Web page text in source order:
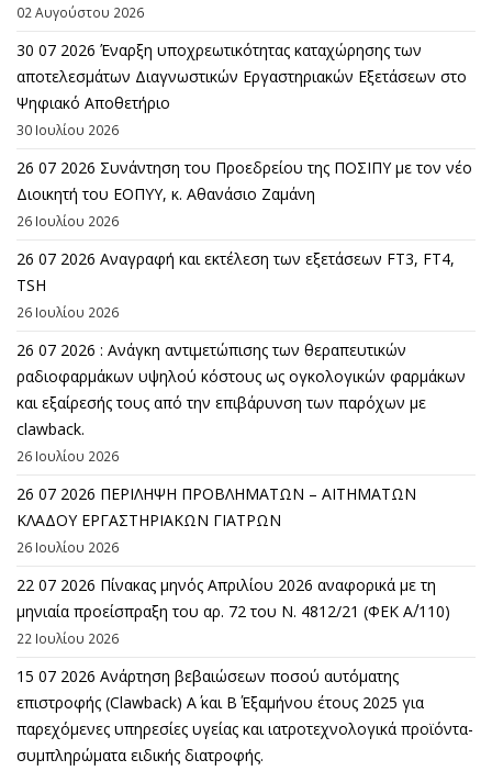
02 Αυγούστου 2026
30 07 2026 Έναρξη υποχρεωτικότητας καταχώρησης των
αποτελεσμάτων Διαγνωστικών Εργαστηριακών Εξετάσεων στο
Ψηφιακό Αποθετήριο
30 Ιουλίου 2026
26 07 2026 Συνάντηση του Προεδρείου της ΠΟΣΙΠΥ με τον νέο
Διοικητή του ΕΟΠΥΥ, κ. Αθανάσιο Ζαμάνη
26 Ιουλίου 2026
26 07 2026 Αναγραφή και εκτέλεση των εξετάσεων FT3, FT4,
TSH
26 Ιουλίου 2026
26 07 2026 : Ανάγκη αντιμετώπισης των θεραπευτικών
ραδιοφαρμάκων υψηλού κόστους ως ογκολογικών φαρμάκων
και εξαίρεσής τους από την επιβάρυνση των παρόχων με
clawback.
26 Ιουλίου 2026
26 07 2026 ΠΕΡΙΛΗΨΗ ΠΡΟΒΛΗΜΑΤΩΝ – ΑΙΤΗΜΑΤΩΝ
ΚΛΑΔΟΥ ΕΡΓΑΣΤΗΡΙΑΚΩΝ ΓΙΑΤΡΩΝ
26 Ιουλίου 2026
22 07 2026 Πίνακας μηνός Απριλίου 2026 αναφορικά με τη
μηνιαία προείσπραξη του αρ. 72 του Ν. 4812/21 (ΦΕΚ Α΄/110)
22 Ιουλίου 2026
15 07 2026 Ανάρτηση βεβαιώσεων ποσού αυτόματης
επιστροφής (Clawback) A΄ και Β΄ Εξαμήνου έτους 2025 για
παρεχόμενες υπηρεσίες υγείας και ιατροτεχνολογικά προϊόντα-
συμπληρώματα ειδικής διατροφής.